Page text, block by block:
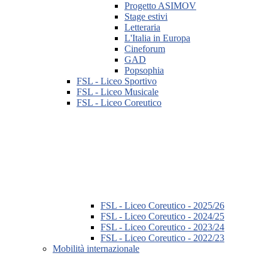
Progetto ASIMOV
Stage estivi
Letteraria
L'Italia in Europa
Cineforum
GAD
Popsophia
FSL - Liceo Sportivo
FSL - Liceo Musicale
FSL - Liceo Coreutico
FSL - Liceo Coreutico - 2025/26
FSL - Liceo Coreutico - 2024/25
FSL - Liceo Coreutico - 2023/24
FSL - Liceo Coreutico - 2022/23
Mobilità internazionale